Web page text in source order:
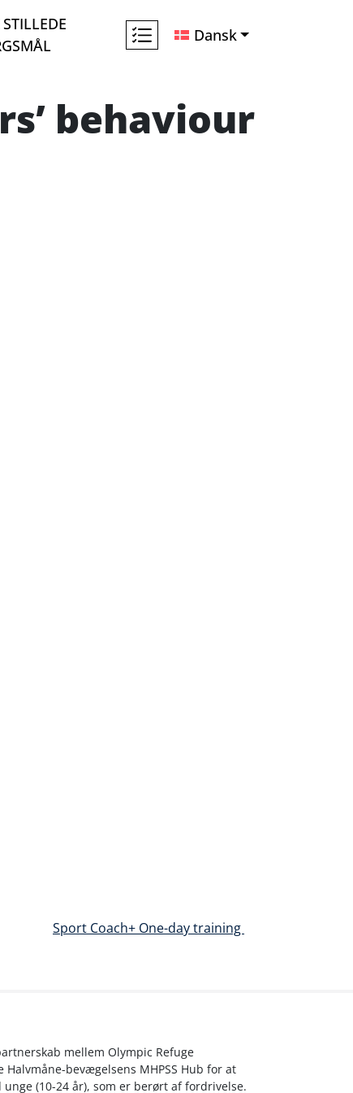
Dansk
behaviour
Sport Coach+ One-day training
mellem Olympic Refuge
Halvmåne-bevægelsens MHPSS Hub for at
(10-24 år), som er berørt af fordrivelse.